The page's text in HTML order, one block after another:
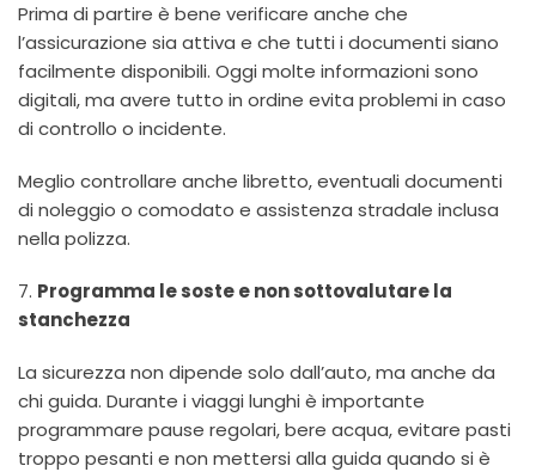
Prima di partire è bene verificare anche che
l’assicurazione sia attiva e che tutti i documenti siano
facilmente disponibili. Oggi molte informazioni sono
digitali, ma avere tutto in ordine evita problemi in caso
di controllo o incidente.
Meglio controllare anche libretto, eventuali documenti
di noleggio o comodato e assistenza stradale inclusa
nella polizza.
7. Programma le soste e non sottovalutare la
stanchezza
La sicurezza non dipende solo dall’auto, ma anche da
chi guida. Durante i viaggi lunghi è importante
programmare pause regolari, bere acqua, evitare pasti
troppo pesanti e non mettersi alla guida quando si è